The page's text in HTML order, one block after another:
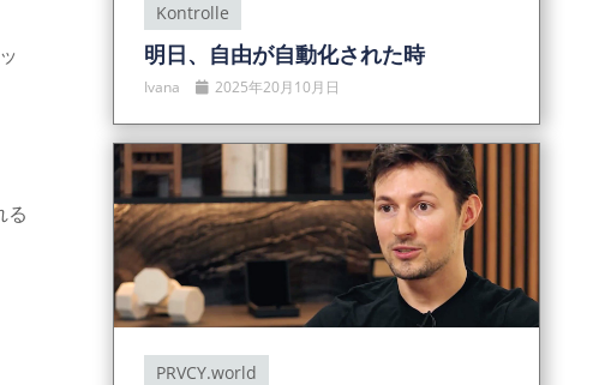
る
Kontrolle
明日、自由が自動化された時
Ivana 2025年20月10月日
PRVCY.world